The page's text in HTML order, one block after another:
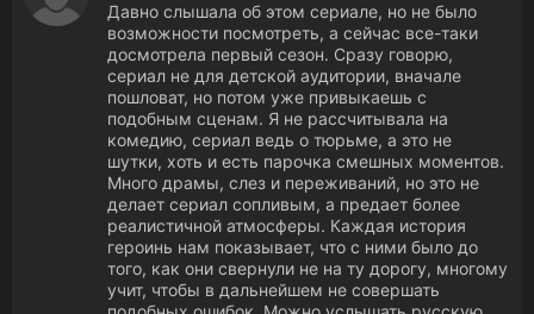
Давно слышала об этом сериале, но не было
возможности посмотреть, а сейчас все-таки
досмотрела первый сезон. Сразу говорю,
сериал не для детской аудитории, вначале
пошловат, но потом уже привыкаешь с
подобным сценам. Я не рассчитывала на
комедию, сериал ведь о тюрьме, а это не
шутки, хоть и есть парочка смешных моментов.
Много драмы, слез и переживаний, но это не
делает сериал сопливым, а предает более
реалистичной атмосферы. Каждая история
героинь нам показывает, что с ними было до
того, как они свернули не на ту дорогу, многому
учит, чтобы в дальнейшем не совершать